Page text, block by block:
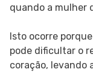
quando a mulher
Isto ocorre
pode dificultar o
coração, levando